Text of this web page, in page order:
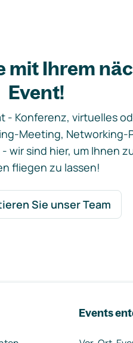
mit Ihrem
Event!
- Konferenz, virtuelles
Meeting, Networking-
wir sind hier, um Ihnen
fliegen zu lassen!
Sie unser Team
Events